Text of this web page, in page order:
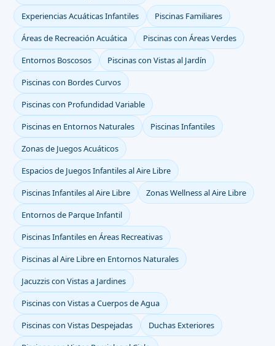
Experiencias Acuáticas Infantiles
Piscinas Familiares
Áreas de Recreación Acuática
Piscinas con Áreas Verdes
Entornos Boscosos
Piscinas con Vistas al Jardín
Piscinas con Bordes Curvos
Piscinas con Profundidad Variable
Piscinas en Entornos Naturales
Piscinas Infantiles
Zonas de Juegos Acuáticos
Espacios de Juegos Infantiles al Aire Libre
Piscinas Infantiles al Aire Libre
Zonas Wellness al Aire Libre
Entornos de Parque Infantil
Piscinas Infantiles en Áreas Recreativas
Piscinas al Aire Libre en Entornos Naturales
Jacuzzis con Vistas a Jardines
Piscinas con Vistas a Cuerpos de Agua
Piscinas con Vistas Despejadas
Duchas Exteriores